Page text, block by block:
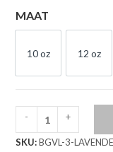
MAAT
10 oz
10 OZ
12 oz
12 OZ
Special
- +
SKU:BGVL-3-